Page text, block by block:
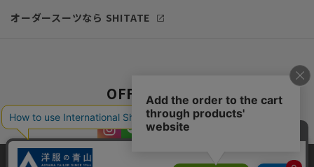
オーダースーツなら SHITATE
OFFICIAL SNS